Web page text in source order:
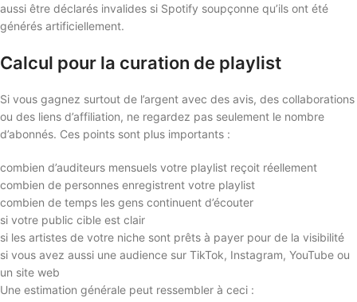
aussi être déclarés invalides si Spotify soupçonne qu’ils ont été
générés artificiellement.
Calcul pour la curation de playlist
Si vous gagnez surtout de l’argent avec des avis, des collaborations
ou des liens d’affiliation, ne regardez pas seulement le nombre
d’abonnés. Ces points sont plus importants :
combien d’auditeurs mensuels votre playlist reçoit réellement
combien de personnes enregistrent votre playlist
combien de temps les gens continuent d’écouter
si votre public cible est clair
si les artistes de votre niche sont prêts à payer pour de la visibilité
si vous avez aussi une audience sur TikTok, Instagram, YouTube ou
un site web
Une estimation générale peut ressembler à ceci :